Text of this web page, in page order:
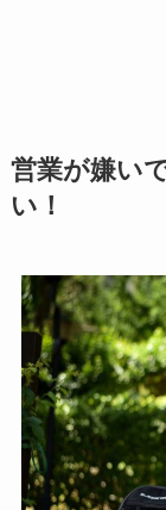
営業が嫌い
い！